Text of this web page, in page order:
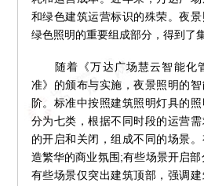
和绿色建筑运营标识的殊荣。夜
绿色照明的重要组成部分，得到了
随着《万达广场慧云智能化
准》的颁布与实施，夜景照明的
阶。标准中按照建筑照明灯具的
分为七类，根据不同时段的运营
的开启和关闭，组成不同的场景
造繁华的商业氛围;有些场景开启
有些场景仅突出建筑顶部，强调